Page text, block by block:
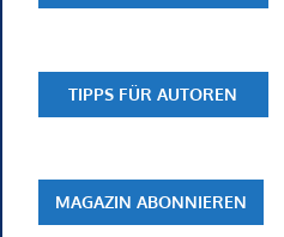
TIPPS FÜR AUTOREN
MAGAZIN ABONNIEREN